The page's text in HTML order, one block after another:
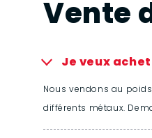
Vente
Je veux
Nous vendons au
différents métaux.